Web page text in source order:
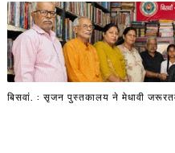
बिसवां. : सृजन पुस्तकालय ने मेधावी